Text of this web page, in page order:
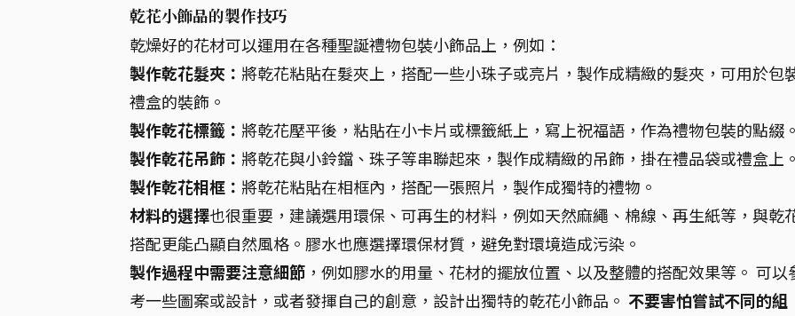
乾花小飾品的製作技巧
乾燥好的花材可以運用在各種聖誕禮物包裝小飾品上，例如：
製作乾花髮夾： 將乾花粘貼在髮夾上，搭配一些小珠子或亮片，製作成精緻的髮夾，可用於包
禮盒的裝飾。
製作乾花標籤： 將乾花壓平後，粘貼在小卡片或標籤紙上，寫上祝福語，作為禮物包裝的點綴
製作乾花吊飾： 將乾花與小鈴鐺、珠子等串聯起來，製作成精緻的吊飾，掛在禮品袋或禮盒上
製作乾花相框： 將乾花粘貼在相框內，搭配一張照片，製作成獨特的禮物。
材料的選擇也很重要，建議選用環保、可再生的材料，例如天然麻繩、棉線、再生紙等，與乾
搭配更能凸顯自然風格。膠水也應選擇環保材質，避免對環境造成污染。
製作過程中需要注意細節 ，例如膠水的用量、花材的擺放位置、以及整體的搭配效果等。 可以
考一些圖案或設計，或者發揮自己的創意，設計出獨特的乾花小飾品。 不要害怕嘗試不同的組